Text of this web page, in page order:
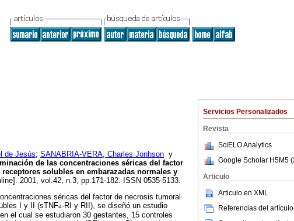
Servicios Personalizados
Revista
SciELO Analytics
Google Scholar H5M5 (
Articulo
Articulo en XML
Referencias del artículo
de Jesús; SANABRIA-VERA, Charles Jonhson y
de las concentraciones séricas del factor
solubles en embarazadas normales y
2001, vol.42, n.3, pp.171-182. ISSN 0535-5133.
séricas del factor de necrosis tumoral
I y II (sTNFa-RI y RII), se diseñó un estudio
el cual se estudiaron 30 gestantes, 15 controles